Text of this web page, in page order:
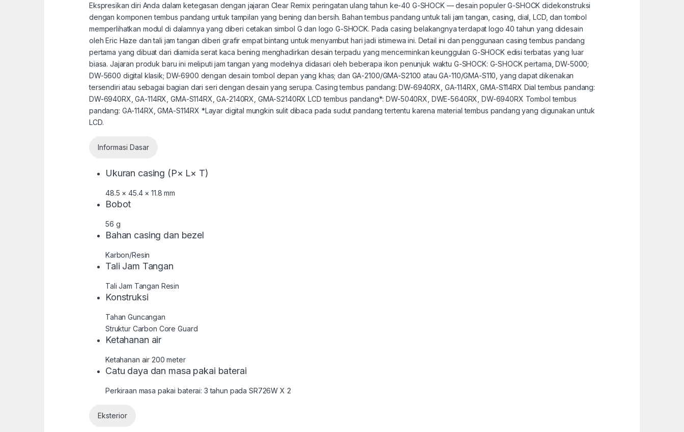
Ekspresikan diri Anda dalam ketegasan dengan jajaran Clear Remix peringatan ulang tahun ke-40 G-SHOCK — desain populer G-SHOCK didekonstruksi
dengan komponen tembus pandang untuk tampilan yang bening dan bersih. Bahan tembus pandang untuk tali jam tangan, casing, dial, LCD, dan tombol
memperlihatkan modul di dalamnya yang diberi cetakan simbol G dan logo G-SHOCK. Pada casing belakangnya terdapat logo 40 tahun yang didesain
oleh Eric Haze dan tali jam tangan diberi grafir empat bintang untuk menyambut hari jadi istimewa ini. Detail ini dan penggunaan casing tembus pandang
pertama yang dibuat dari diamida serat kaca bening menghadirkan desain terpadu yang mencerminkan keunggulan G-SHOCK edisi terbatas yang luar
biasa. Jajaran produk baru ini meliputi jam tangan yang modelnya didasari oleh beberapa ikon penunjuk waktu G-SHOCK: G-SHOCK pertama, DW-5000;
DW-5600 digital klasik; DW-6900 dengan desain tombol depan yang khas; dan GA-2100/GMA-S2100 atau GA-110/GMA-S110, yang dapat dikenakan
tersendiri atau sebagai bagian dari seri dengan desain yang serupa. Casing tembus pandang: DW-6940RX, GA-114RX, GMA-S114RX Dial tembus pandang:
DW-6940RX, GA-114RX, GMA-S114RX, GA-2140RX, GMA-S2140RX LCD tembus pandang*: DW-5040RX, DWE-5640RX, DW-6940RX Tombol tembus
pandang: GA-114RX, GMA-S114RX *Layar digital mungkin sulit dibaca pada sudut pandang tertentu karena material tembus pandang yang digunakan untuk
LCD.
Informasi Dasar
Ukuran casing (P× L× T)
48.5 × 45.4 × 11.8 mm
Bobot
56 g
Bahan casing dan bezel
Karbon/Resin
Tali Jam Tangan
Tali Jam Tangan Resin
Konstruksi
Tahan Guncangan
Struktur Carbon Core Guard
Ketahanan air
Ketahanan air 200 meter
Catu daya dan masa pakai baterai
Perkiraan masa pakai baterai: 3 tahun pada SR726W X 2
Eksterior